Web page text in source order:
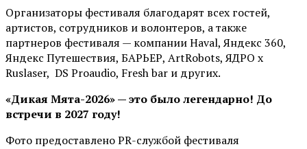
Организаторы фестиваля благодарят всех гостей,
артистов, сотрудников и волонтеров, а также
партнеров фестиваля — компании Haval, Яндекс 360,
Яндекс Путешествия, БАРЬЕР, ArtRobots, ЯДРО х
Ruslaser, DS Proaudio, Fresh bar и других.
«Дикая Мята-2026» — это было легендарно! До
встречи в 2027 году!
Фото предоставлено PR-службой фестиваля